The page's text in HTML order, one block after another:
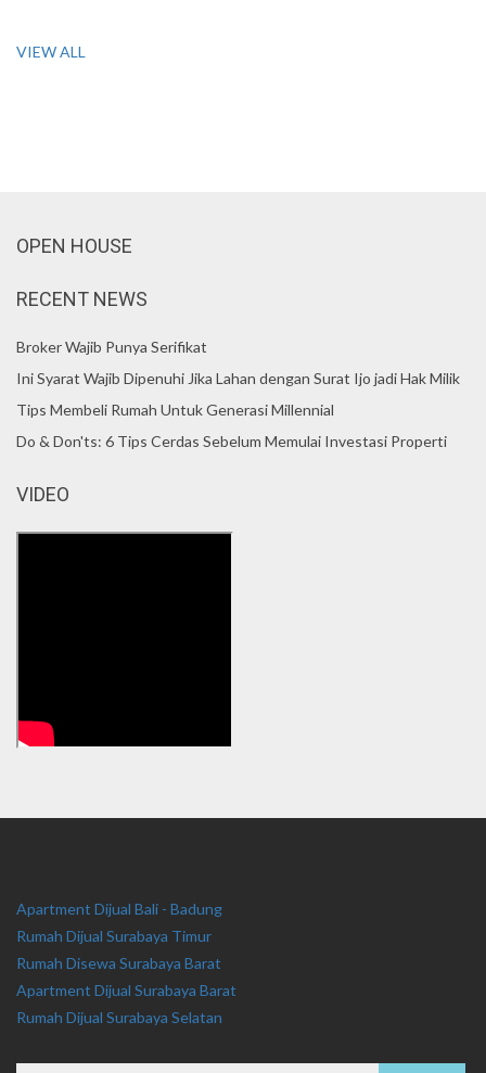
VIEW ALL
OPEN HOUSE
RECENT NEWS
Broker Wajib Punya Serifikat
Ini Syarat Wajib Dipenuhi Jika Lahan dengan Surat Ijo jadi Hak Milik
Tips Membeli Rumah Untuk Generasi Millennial
Do & Don'ts: 6 Tips Cerdas Sebelum Memulai Investasi Properti
VIDEO
Apartment Dijual Bali - Badung
Rumah Dijual Surabaya Timur
Rumah Disewa Surabaya Barat
Apartment Dijual Surabaya Barat
Rumah Dijual Surabaya Selatan